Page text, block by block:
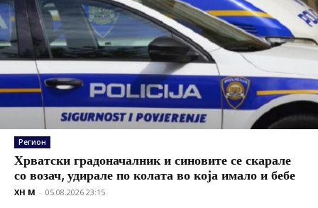
Регион
Хрватски градоначалник и синовите се скарале
со возач, удирале по колата во која имало и бебе
XH M - 05.08.2026 23:15